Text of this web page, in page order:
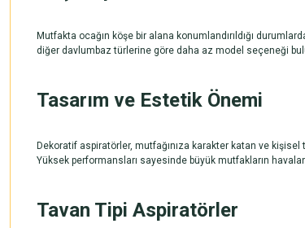
Mutfakta ocağın köşe bir alana konumlandırıldığı
diğer davlumbaz türlerine göre daha az model seçeneği
Tasarım ve Estetik Önemi
Dekoratif aspiratörler, mutfağınıza karakter katan ve kişisel
Yüksek performansları sayesinde büyük mutfakların
Tavan Tipi Aspiratörler